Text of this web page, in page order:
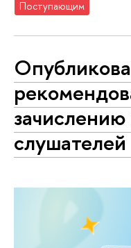
Поступающим
зачислению